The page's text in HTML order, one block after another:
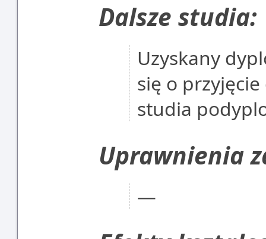
Dalsze studia:
Uzyskany
się o
studia
Uprawnienia
―